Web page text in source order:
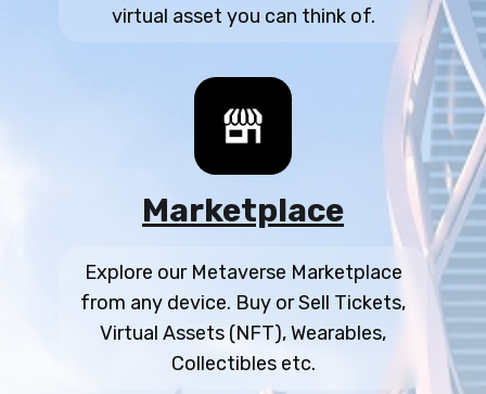
virtual asset you can think of.
Marketplace
Explore our Metaverse Marketplace
from any device. Buy or Sell Tickets,
Virtual Assets (NFT), Wearables,
Collectibles etc.